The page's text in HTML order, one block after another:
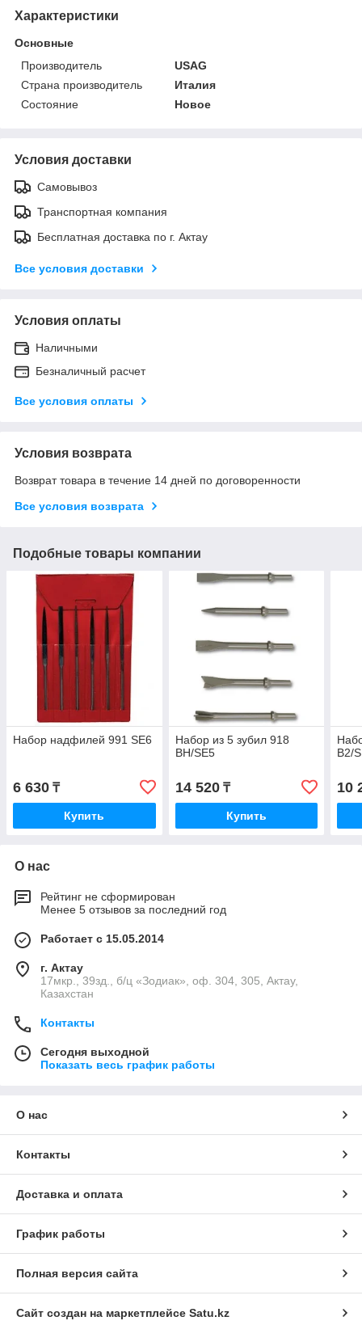
Характеристики
Основные
Производитель
USAG
Страна производитель
Италия
Состояние
Новое
Условия доставки
Самовывоз
Транспортная компания
Бесплатная доставка по г. Актау
Все условия доставки
Условия оплаты
Наличными
Безналичный расчет
Все условия оплаты
Условия возврата
Возврат товара в течение 14 дней по договоренности
Все условия возврата
Подобные товары компании
Набор надфилей 991 SE6
6 630 ₸
Купить
Набор из 5 зубил 918
BH/SE5
14 520₸
Купить
B2/
10
О нас
Рейтинг не сформирован
Менее 5 отзывов за последний год
Работает с 15.05.2014
г. Актау
17мкр., 39зд., б/ц «Зодиак», оф. 304, 305, Актау,
Казахстан
Контакты
Сегодня выходной
Показать весь график работы
О нас
Контакты
Доставка и оплата
График работы
Полная версия сайта
Сайт создан на маркетплейсе Satu.kz